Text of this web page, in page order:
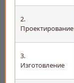
2.
Проектирование
3.
Изготовление